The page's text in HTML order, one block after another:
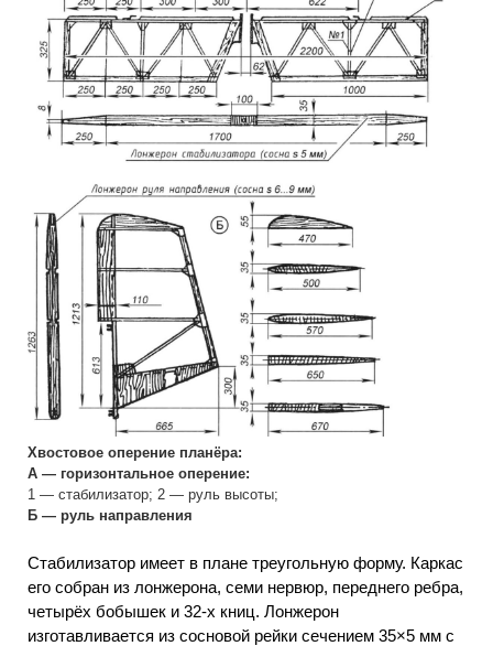
Хвостовое оперение планёра:
А — горизонтальное оперение:
1 — стабилизатор; 2 — руль высоты;
Б — руль направления
Стабилизатор имеет в плане треугольную форму. Каркас
его собран из лонжерона, семи нервюр, переднего ребра,
четырёх бобышек и 32-х книц. Лонжерон
изготавливается из сосновой рейки сечением 35×5 мм с